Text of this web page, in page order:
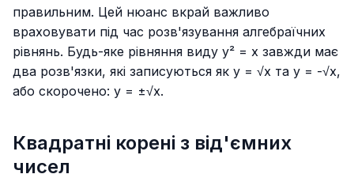
правильним. Цей нюанс вкрай важливо
враховувати під час розв'язування алгебраїчних
рівнянь. Будь-яке рівняння виду y² = x завжди має
два розв'язки, які записуються як y = √x та y = -√x,
або скорочено: y = ±√x.
Квадратні корені з від'ємних
чисел